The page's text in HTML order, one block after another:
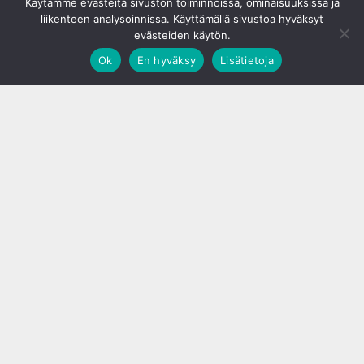
liikenteen analysoinnissa. Käyttämällä sivustoa hyväksyt
evästeiden käytön.
Ok
En hyväksy Lisätietoja